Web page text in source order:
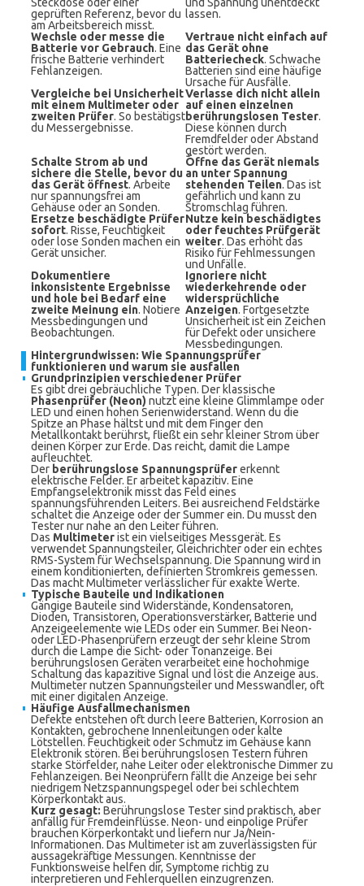
geprüften Referenz, bevor du
am Arbeitsbereich misst.
lassen.
Wechsle oder messe die
Batterie vor Gebrauch. Eine
frische Batterie verhindert
Fehlanzeigen.
Vertraue nicht einfach auf
das Gerät ohne
Batteriecheck. Schwache
Batterien sind eine häufige
Ursache für Ausfälle.
Vergleiche bei Unsicherheit
mit einem Multimeter oder
zweiten Prüfer. So bestätigst
du Messergebnisse.
Verlasse dich nicht allein
auf einen einzelnen
berührungslosen Tester.
Diese können durch
Fremdfelder oder Abstand
gestört werden.
Schalte Strom ab und
sichere die Stelle, bevor du
das Gerät öffnest. Arbeite
nur spannungsfrei am
Gehäuse oder an Sonden.
Öffne das Gerät niemals
an unter Spannung
stehenden Teilen. Das ist
gefährlich und kann zu
Stromschlag führen.
Ersetze beschädigte Prüfer
sofort. Risse, Feuchtigkeit
oder lose Sonden machen ein
Gerät unsicher.
Nutze kein beschädigtes
oder feuchtes Prüfgerät
weiter. Das erhöht das
Risiko für Fehlmessungen
und Unfälle.
Dokumentiere
inkonsistente Ergebnisse
und hole bei Bedarf eine
zweite Meinung ein. Notiere
Messbedingungen und
Beobachtungen.
Ignoriere nicht
wiederkehrende oder
widersprüchliche
Anzeigen. Fortgesetzte
Unsicherheit ist ein Zeichen
für Defekt oder unsichere
Messbedingungen.
Hintergrundwissen: Wie Spannungsprüfer
funktionieren und warum sie ausfallen
Grundprinzipien verschiedener Prüfer
Es gibt drei gebräuchliche Typen. Der klassische
Phasenprüfer (Neon) nutzt eine kleine Glimmlampe oder
LED und einen hohen Serienwiderstand. Wenn du die
Spitze an Phase hältst und mit dem Finger den
Metallkontakt berührst, fließt ein sehr kleiner Strom über
deinen Körper zur Erde. Das reicht, damit die Lampe
aufleuchtet.
Der berührungslose Spannungsprüfererkennt
elektrische Felder. Er arbeitet kapazitiv. Eine
Empfangselektronik misst das Feld eines
spannungsführenden Leiters. Bei ausreichend Feldstärke
schaltet die Anzeige oder der Summer ein. Du musst den
Tester nur nahe an den Leiter führen.
Das Multimeterist ein vielseitiges Messgerät. Es
verwendet Spannungsteiler, Gleichrichter oder ein echtes
RMS-System für Wechselspannung. Die Spannung wird in
einem konditionierten, definierten Stromkreis gemessen.
Das macht Multimeter verlässlicher für exakte Werte.
Typische Bauteile und Indikationen
Gängige Bauteile sind Widerstände, Kondensatoren,
Dioden, Transistoren, Operationsverstärker, Batterie und
Anzeigeelemente wie LEDs oder ein Summer. Bei Neon-
oder LED-Phasenprüfern erzeugt der sehr kleine Strom
durch die Lampe die Sicht- oder Tonanzeige. Bei
berührungslosen Geräten verarbeitet eine hochohmige
Schaltung das kapazitive Signal und löst die Anzeige aus.
Multimeter nutzen Spannungsteiler und Messwandler, oft
mit einer digitalen Anzeige.
Häufige Ausfallmechanismen
Defekte entstehen oft durch leere Batterien, Korrosion an
Kontakten, gebrochene Innenleitungen oder kalte
Lötstellen. Feuchtigkeit oder Schmutz im Gehäuse kann
Elektronik stören. Bei berührungslosen Testern führen
starke Störfelder, nahe Leiter oder elektronische Dimmer zu
Fehlanzeigen. Bei Neonprüfern fällt die Anzeige bei sehr
niedrigem Netzspannungspegel oder bei schlechtem
Körperkontakt aus.
Kurz gesagt: Berührungslose Tester sind praktisch, aber
anfällig für Fremdeinflüsse. Neon- und einpolige Prüfer
brauchen Körperkontakt und liefern nur Ja/Nein-
Informationen. Das Multimeter ist am zuverlässigsten für
aussagekräftige Messungen. Kenntnisse der
Funktionsweise helfen dir, Symptome richtig zu
interpretieren und Fehlerquellen einzugrenzen.